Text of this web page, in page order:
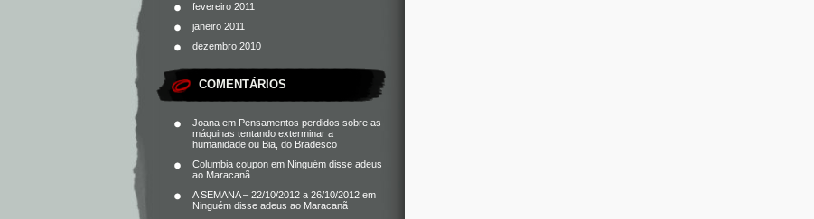
fevereiro 2011
janeiro 2011
dezembro 2010
COMENTÁRIOS
Joana em Pensamentos perdidos sobre as
máquinas tentando exterminar a
humanidade ou Bia, do Bradesco
Columbia coupon em Ninguém disse adeus
ao Maracanã
A SEMANA – 22/10/2012 a 26/10/2012 em
Ninguém disse adeus ao Maracanã